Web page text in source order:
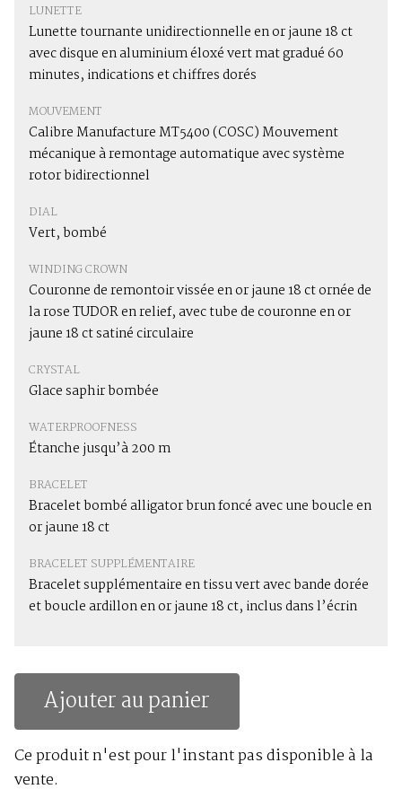
LUNETTE
Lunette tournante unidirectionnelle en or jaune 18 ct
avec disque en aluminium éloxé vert mat gradué 60
minutes, indications et chiffres dorés
MOUVEMENT
Calibre Manufacture MT5400 (COSC) Mouvement
mécanique à remontage automatique avec système
rotor bidirectionnel
DIAL
Vert, bombé
WINDING CROWN
Couronne de remontoir vissée en or jaune 18 ct ornée de
la rose TUDOR en relief, avec tube de couronne en or
jaune 18 ct satiné circulaire
CRYSTAL
Glace saphir bombée
WATERPROOFNESS
Étanche jusqu’à 200 m
BRACELET
Bracelet bombé alligator brun foncé avec une boucle en
or jaune 18 ct
BRACELET SUPPLÉMENTAIRE
Bracelet supplémentaire en tissu vert avec bande dorée
et boucle ardillon en or jaune 18 ct, inclus dans l’écrin
Ajouter au panier
Ce produit n'est pour l'instant pas disponible à la
vente.